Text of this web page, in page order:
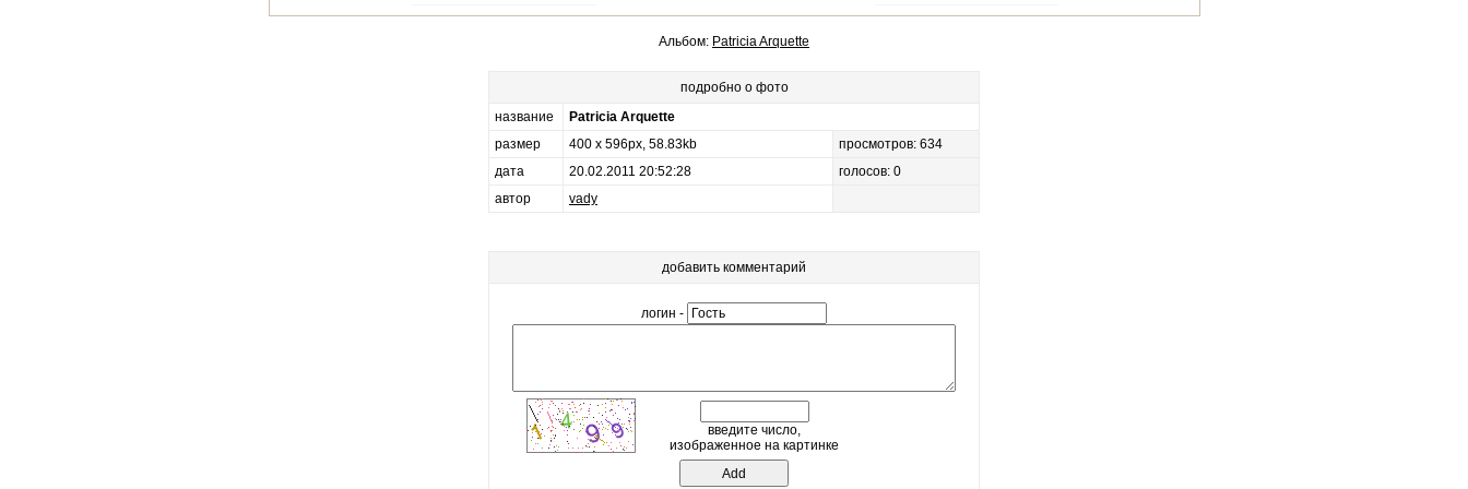
Альбом: Patricia Arquette
подробно о фото
название
Patricia Arquette
размер
400 x 596px, 58.83kb
просмотров: 634
дата
20.02.2011 20:52:28
голосов: 0
автор
vady
добавить комментарий
логин -
введите число,
изображенное на картинке